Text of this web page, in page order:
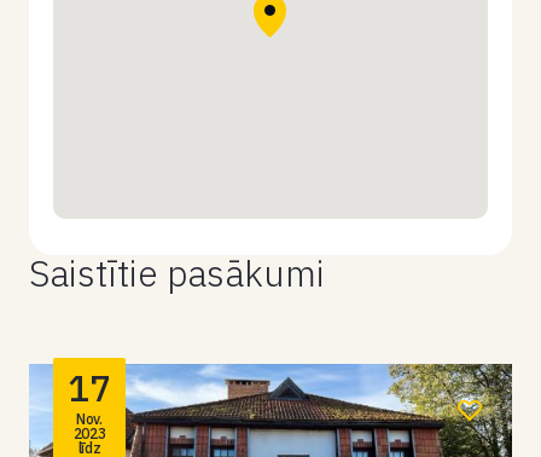
Saistītie pasākumi
17
Nov.
2023
līdz